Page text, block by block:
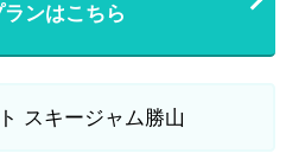
ンはこちら
スキージャム勝山